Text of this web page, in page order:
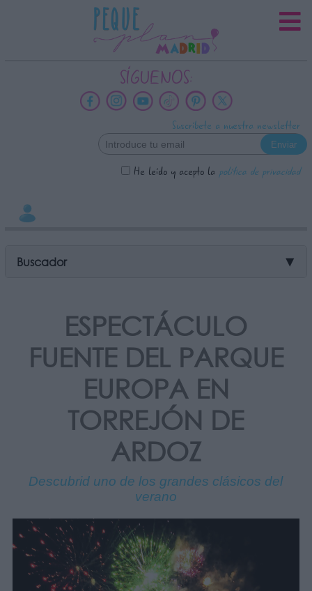
SÍGUENOS:
Suscríbete a nuestra newsletter
He leído y acepto la política de privacidad
Buscador ▼
ESPECTÁCULO
FUENTE DEL PARQUE
EUROPA EN
TORREJÓN DE
ARDOZ
Descubrid uno de los grandes clásicos del
verano
INFORMACION SOBRE LA
PROTECCIÓN DE TUS DATOS
Datos tratados:
Información adicional